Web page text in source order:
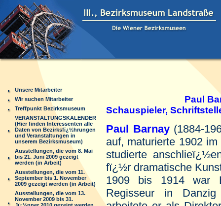
Unsere Mitarbeiter
Wir suchen Mitarbeiter
Treffpunkt Bezirksmuseum
VERANSTALTUNGSKALENDER
(Hier finden Interessenten alle
Daten von Bezirksfï¿½hrungen
und Veranstaltungen in
unserem Bezirksmuseum)
Ausstellungen, die vom 8. Mai
bis 21. Juni 2009 gezeigt
werden (in Arbeit)
Ausstellungen, die vom 11.
September bis 1. November
2009 gezeigt werden (in Arbeit)
Ausstellungen, die vom 13.
November 2009 bis 31.
Paul
Schauspieler,
Paul Barnay(1884-
auf, maturierte 1902
studierte
fï¿½r dramatische
1909 bis 1914 war
Regisseur in